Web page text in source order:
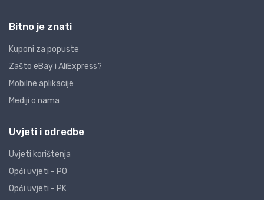
Bitno je znati
Kuponi za popuste
Zašto eBay i AliExpress?
Mobilne aplikacije
Mediji o nama
Uvjeti i odredbe
Uvjeti korištenja
Opći uvjeti - PO
Opći uvjeti - PK